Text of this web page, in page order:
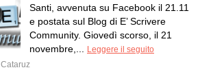
Santi, avvenuta su Facebook il 21.11
e postata sul Blog di E’ Scrivere
Community. Giovedì scorso, il 21
novembre,...
Leggere il seguito
Cataruz